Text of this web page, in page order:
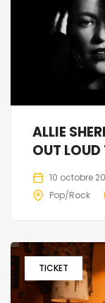
ALLIE
OUT LOUD
10 octobre
Pop/Rock
TICKET